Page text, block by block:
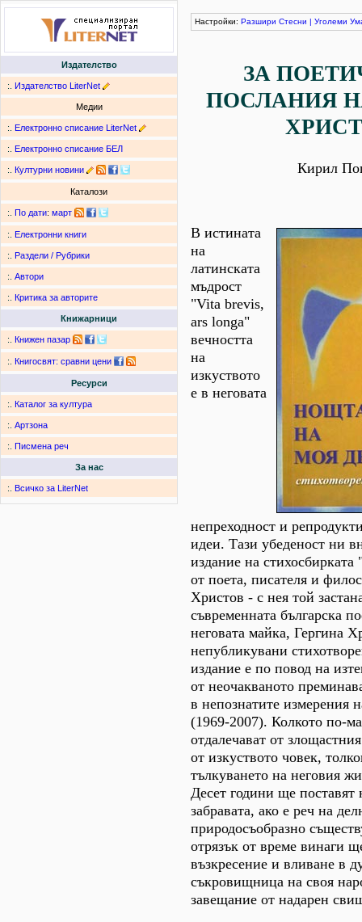
Издателство
:. Издателство LiterNet
Медии
:. Електронно списание LiterNet
:. Електронно списание БЕЛ
:. Културни новини
Каталози
:. По дати: март
:. Електронни книги
:. Раздели / Рубрики
:. Автори
:. Критика за авторите
Книжарници
:. Книжен пазар
:. Книгосвят: сравни цени
Ресурси
:. Каталог за култура
:. Артзона
:. Писмена реч
За нас
:. Всичко за LiterNet
Настройки: Разшири Стесни | Уголеми
ЗА
ПОСЛАНИЯ
Кирил
В истината
на
латинската
мъдрост
"Vita brevis,
ars longa"
вечността
на
изкуството
е в неговата
непреходност и
идеи. Тази убеденост ни
издание на
от поета, писателя и
Христов - с нея той
съвременната българска
неговата майка, Гергина
непубликувани
издание е по повод на
от неочакваното
в непознатите измерения
(1969-2007). Колкото по-
отдалечават от
от изкуството човек,
тълкуването на неговия
Десет години ще поставят
забравата, ако е реч на
природосъобразно
отрязък от време винаги
възкресение и вливане в
съкровищница на своя
завещание от надарен